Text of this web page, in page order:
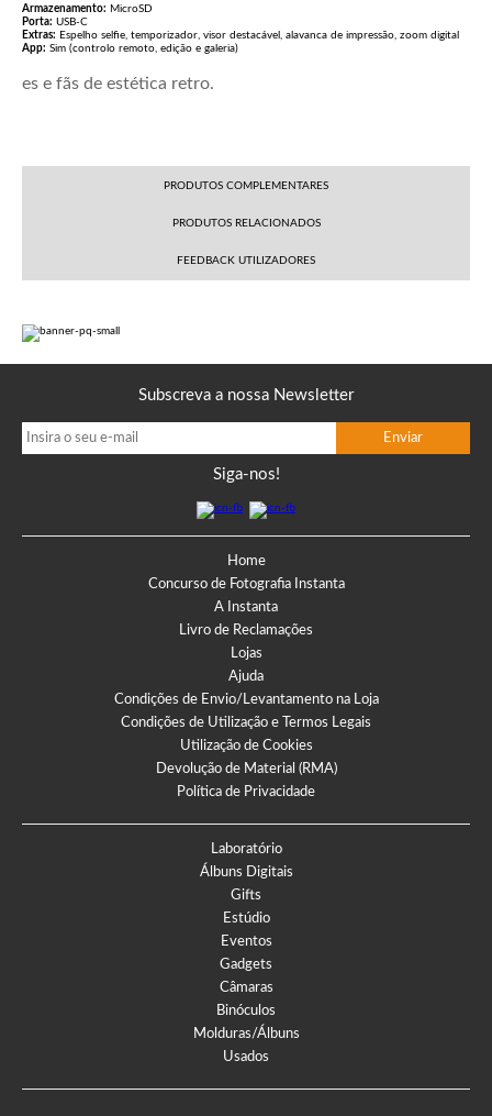
Armazenamento: MicroSD
Porta: USB-C
Extras: Espelho selfie, temporizador, visor destacável, alavanca de impressão, zoom digital
App: Sim (controlo remoto, edição e galeria)
es e fãs de estética retro.
PRODUTOS COMPLEMENTARES
PRODUTOS RELACIONADOS
FEEDBACK UTILIZADORES
Subscreva a nossa Newsletter
Siga-nos!
Home
Concurso de Fotografia Instanta
A Instanta
Livro de Reclamações
Lojas
Ajuda
Condições de Envio/Levantamento na Loja
Condições de Utilização e Termos Legais
Utilização de Cookies
Devolução de Material (RMA)
Política de Privacidade
Laboratório
Álbuns Digitais
Gifts
Estúdio
Eventos
Gadgets
Câmaras
Binóculos
Molduras/Álbuns
Usados